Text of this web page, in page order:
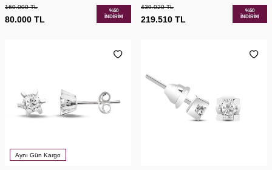
160.000TL
80.000 TL
%50
İNDIRIM
439.020TL
219.510 TL
%50
İNDIRIM
Aynı Gün Kargo